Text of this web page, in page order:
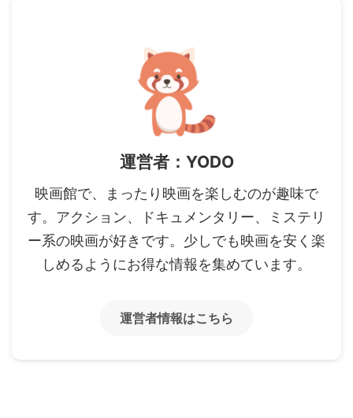
運営者：YODO
映画館で、まったり映画を楽しむのが趣味で
す。アクション、ドキュメンタリー、ミステリ
ー系の映画が好きです。少しでも映画を安く楽
しめるようにお得な情報を集めています。
運営者情報はこちら